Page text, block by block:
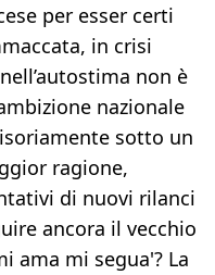
per esser certi
in crisi
non è
nazionale
sotto un
ragione,
di nuovi rilanci
ancora il vecchio
ama mi segua'? La